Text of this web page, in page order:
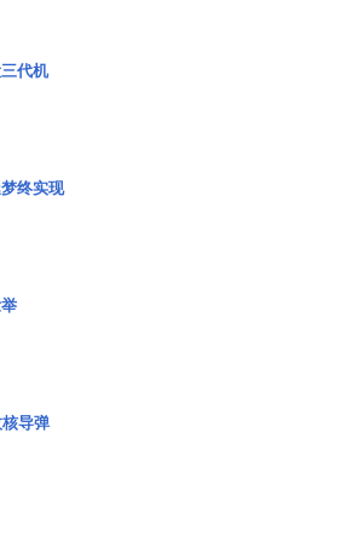
代机
终实现
导弹